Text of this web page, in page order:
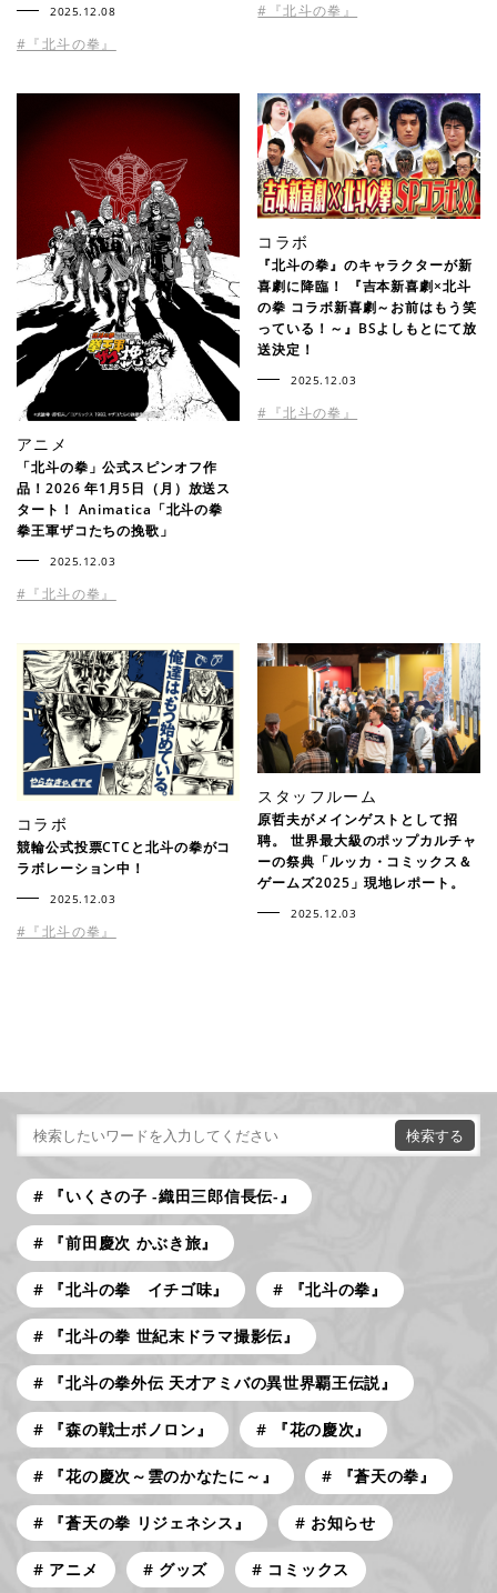
2025.12.08
#『北斗の拳』
#『北斗の拳』
アニメ
「北斗の拳」公式スピンオフ作
品！2026 年1月5日（月）放送ス
タート！ Animatica「北斗の拳
拳王軍ザコたちの挽歌」
2025.12.03
#『北斗の拳』
コラボ
『北斗の拳』のキャラクターが新
喜劇に降臨！ 『吉本新喜劇×北斗
の拳 コラボ新喜劇～お前はもう笑
っている！～』BSよしもとにて放
送決定！
2025.12.03
#『北斗の拳』
コラボ
競輪公式投票CTCと北斗の拳がコ
ラボレーション中！
2025.12.03
#『北斗の拳』
スタッフルーム
原哲夫がメインゲストとして招
聘。 世界最大級のポップカルチャ
ーの祭典「ルッカ・コミックス＆
ゲームズ2025」現地レポート。
2025.12.03
『いくさの子 -織田三郎信長伝-』
『前田慶次 かぶき旅』
『北斗の拳 イチゴ味』 『北斗の拳』
『北斗の拳 世紀末ドラマ撮影伝』
『北斗の拳外伝 天才アミバの異世界覇王伝説』
『森の戦士ボノロン』 『花の慶次』
『花の慶次～雲のかなたに～』 『蒼天の拳』
『蒼天の拳 リジェネシス』 お知らせ
アニメ グッズ コミックス